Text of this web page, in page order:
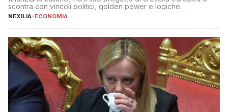
scontra con vincoli politici, golden power e logiche
protezionistiche. Orcel e la mossa su Generali Andrea Orcel,
NEXILIA-ECONOMIA